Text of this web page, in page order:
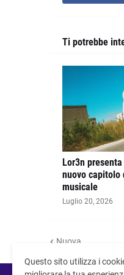
Ti potrebbe
Lor3n
nuovo capitolo
musicale
Luglio 20, 2026
Nuova
Questo sito utilizza i